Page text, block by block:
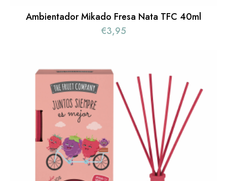
Ambientador Mikado Fresa Nata TFC 40ml
€3,95